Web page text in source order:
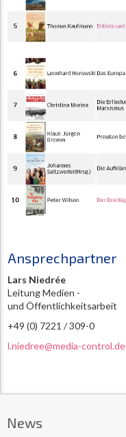
Ansprechpartner
Lars Niedrée
Leitung Medien -
und Öffentlichkeitsarbeit
+49 (0) 7221 / 309-0
l.niedree@media-control.de
News